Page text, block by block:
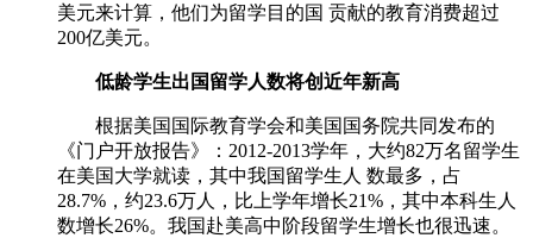
美元来计算，他们为留学目的国 贡献的教育消费超过
200亿美元。
低龄学生出国留学人数将创近年新高
根据美国国际教育学会和美国国务院共同发布的
《门户开放报告》：2012-2013学年，大约82万名留学生
在美国大学就读，其中我国留学生人 数最多，占
28.7%，约23.6万人，比上学年增长21%，其中本科生人
数增长26%。我国赴美高中阶段留学生增长也很迅速。